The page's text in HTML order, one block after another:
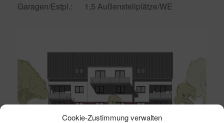
Cookie-Zustimmung verwalten
Garagen/Estpl.: 1,5 Außenstellplätze/WE